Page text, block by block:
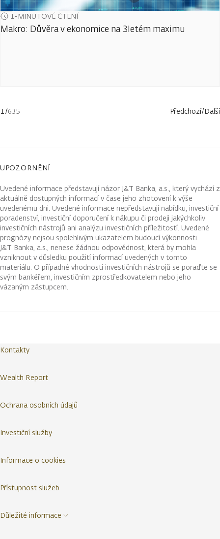
1-MINUTOVÉ ČTENÍ
Makro: Důvěra v ekonomice na 3letém maximu
1/635 Předchozí/Další
UPOZORNĚNÍ
Uvedené informace představují názor J&T Banka, a.s., který vychází z
aktuálně dostupných informací v čase jeho zhotovení k výše
uvedenému dni. Uvedené informace nepředstavují nabídku, investiční
poradenství, investiční doporučení k nákupu či prodeji jakýchkoliv
investičních nástrojů ani analýzu investičních příležitostí. Uvedené
prognózy nejsou spolehlivým ukazatelem budoucí výkonnosti.
J&T Banka, a.s., nenese žádnou odpovědnost, která by mohla
vzniknout v důsledku použití informací uvedených v tomto
materiálu. O případné vhodnosti investičních nástrojů se poraďte se
svým bankéřem, investičním zprostředkovatelem nebo jeho
vázaným zástupcem.
Kontakty
Wealth Report
Ochrana osobních údajů
Investiční služby
Informace o cookies
Přístupnost služeb
Důležité informace